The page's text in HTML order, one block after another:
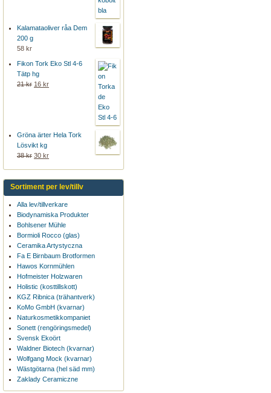
Kalamataoliver råa Dem
200 g
58 kr
Fikon Tork Eko Stl 4-6
Tätp hg
21 kr 16 kr
Gröna ärter Hela Tork
Lösvikt kg
38 kr 30 kr
Sortiment per lev/tillv
Alla lev/tillverkare
Biodynamiska Produkter
Bohlsener Mühle
Bormioli Rocco (glas)
Ceramika Artystyczna
Fa E Birnbaum Brotformen
Hawos Kornmühlen
Hofmeister Holzwaren
Holistic (kosttillskott)
KGZ Ribnica (trähantverk)
KoMo GmbH (kvarnar)
Naturkosmetikkompaniet
Sonett (rengöringsmedel)
Svensk Ekoört
Waldner Biotech (kvarnar)
Wolfgang Mock (kvarnar)
Wästgötarna (hel säd mm)
Zaklady Ceramiczne